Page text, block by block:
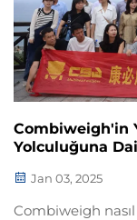
Combiweigh'in
Yolculuğuna
Jan 03, 2025
Combiweigh